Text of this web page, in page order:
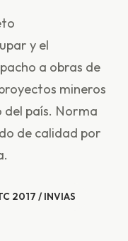
y el
a obras de
mineros
del país. Norma
de calidad por
2017 / INVIAS